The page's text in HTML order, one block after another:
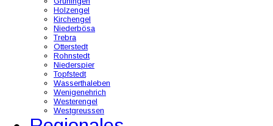
Holzengel
Kirchengel
Niederbösa
Trebra
Otterstedt
Rohnstedt
Niederspier
Topfstedt
Wasserthaleben
Wenigenehrich
Westerengel
Westgreussen